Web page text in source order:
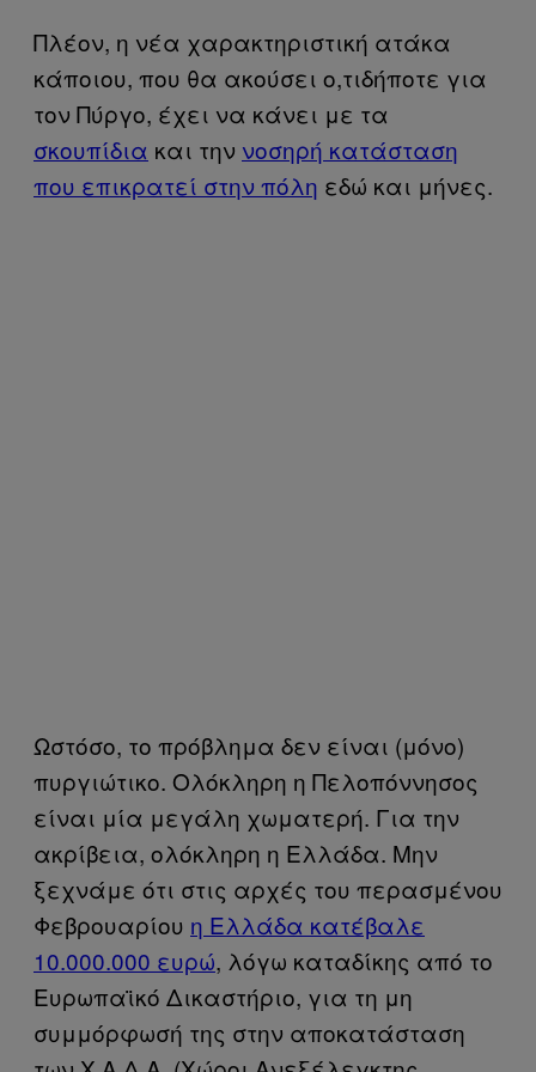
Πλέον, η νέα χαρακτηριστική ατάκα
κάποιου, που θα ακούσει ο,τιδήποτε για
τον Πύργο, έχει να κάνει με τα
σκουπίδια και την νοσηρή κατάσταση
που επικρατεί στην πόλη εδώ και μήνες.
Ωστόσο, το πρόβλημα δεν είναι (μόνο)
πυργιώτικο. Ολόκληρη η Πελοπόννησος
είναι μία μεγάλη χωματερή. Για την
ακρίβεια, ολόκληρη η Ελλάδα. Μην
ξεχνάμε ότι στις αρχές του περασμένου
Φεβρουαρίου η Ελλάδα κατέβαλε
10.000.000 ευρώ, λόγω καταδίκης από το
Ευρωπαϊκό Δικαστήριο, για τη μη
συμμόρφωσή της στην αποκατάσταση